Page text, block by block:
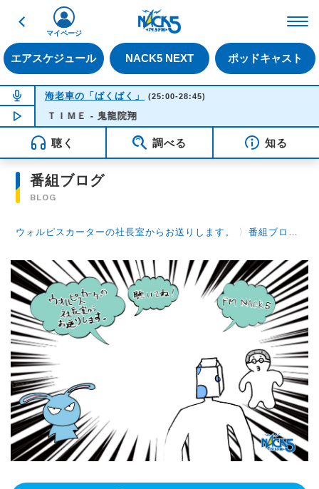
戻る
エアスケジュール NACK5 NEXT ポッドキャスト
マイページ
NOW ON AIR
海老車の「ばくばく」 (25:00-28:45)
NOW PLAYING04:11
ＴＩＭＥ - 鬼龍院翔
聴く 調べる 知る
番組ブログ
BLOG
ウォルピスカーターの社長室からお送りします。 〉番組ブログ